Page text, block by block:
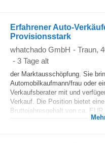
Erfahrener Auto-
Provisionsstark
whatchado GmbH - Traun,
- 3 Tage alt
der Marktausschöpfung. Sie
Automobilkaufmann/frau oder
Verkaufsberater mit und
Verkauf. Die Position bietet
Bruttojahresgehalt von ca. EUR...